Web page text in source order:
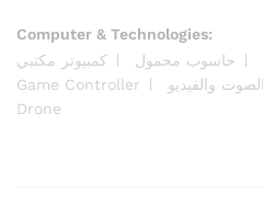
Computer & Technologies:
كمبيوتر مكتبي
حاسوب محمول
Game Controller
الصوت والفيديو
Drone